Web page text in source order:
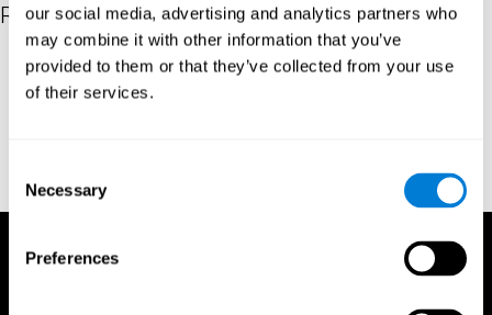
our social media, advertising and analytics partners who
may combine it with other information that you’ve
provided to them or that they’ve collected from your use
of their services.
Selection
Necessary
Preferences
Referenties
Raven, J. C. (1936). Mental tests used in genetic studies: The
performance of related individuals on tests mainly educative and
Research; 1938."